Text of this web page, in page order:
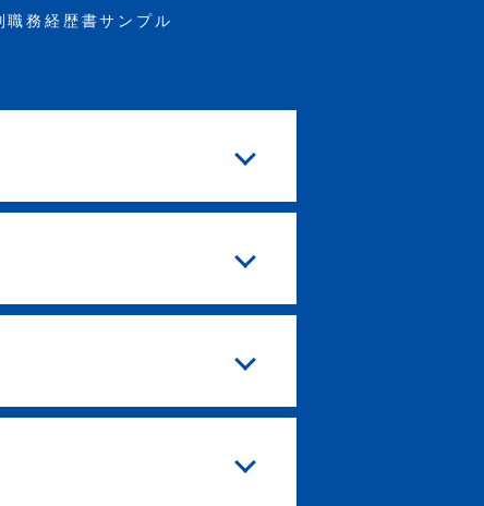
職務経歴書サンプル